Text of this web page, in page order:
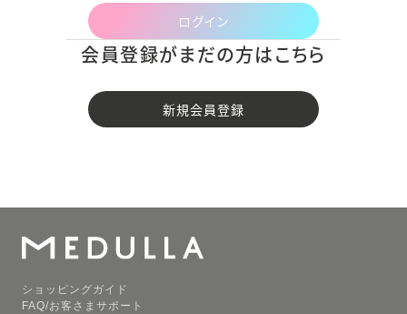
ログイン
会員登録がまだの方はこちら
新規会員登録
ショッピングガイド
FAQ/お客さまサポート